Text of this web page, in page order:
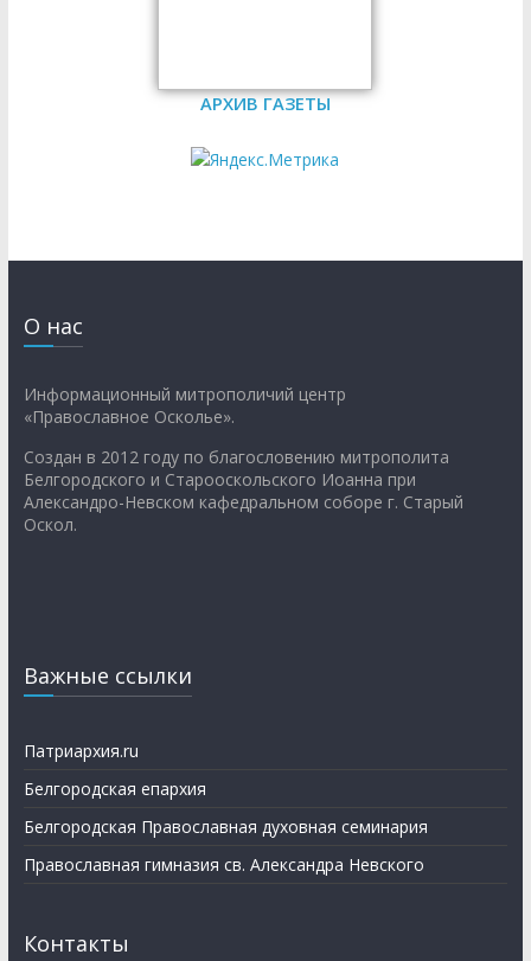
АРХИВ ГАЗЕТЫ
О нас
Информационный митрополичий центр
«Православное Осколье».
Создан в 2012 году по благословению митрополита
Белгородского и Старооскольского Иоанна при
Александро-Невском кафедральном соборе г. Старый
Оскол.
Важные ссылки
Патриархия.ru
Белгородская епархия
Белгородская Православная духовная семинария
Православная гимназия св. Александра Невского
Контакты